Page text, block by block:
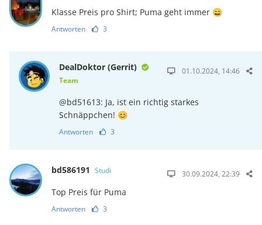
Klasse Preis pro Shirt; Puma geht immer 😄
Antworten 3
DealDoktor (Gerrit)
Team
01.10.2024, 14:46
@bd51613: Ja, ist ein richtig starkes
Schnäppchen! 😊
Antworten 3
bd586191 Studi 30.09.2024, 22:39
Top Preis für Puma
Antworten 3